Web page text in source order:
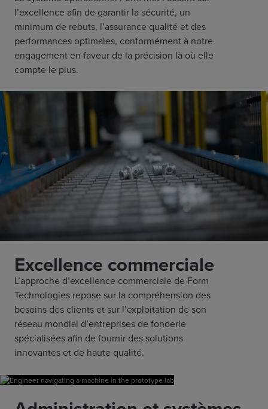
l’excellence afin de garantir la sécurité, un
minimum de rebuts, l’assurance qualité et des
performances optimales, conformément à notre
engagement en faveur de la précision là où elle
compte le plus.
Excellence commerciale
L’approche d’excellence commerciale de Form
Technologies repose sur la compréhension des
besoins des clients et sur l’exploitation de son
réseau mondial d’entreprises de fonderie
spécialisées afin de fournir des solutions
innovantes et de haute qualité.